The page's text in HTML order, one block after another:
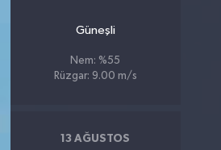
Güneşli
Nem: %55
Rüzgar: 9.00 m/s
13 AĞUSTOS